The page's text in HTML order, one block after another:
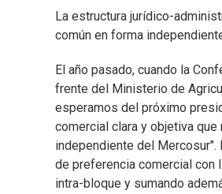
La estructura jurídico-
común en forma
El año pasado, cuando la
frente del Ministerio de
esperamos del próximo
comercial clara y objetiva
independiente del
de preferencia comercial con
intra-bloque y sumando